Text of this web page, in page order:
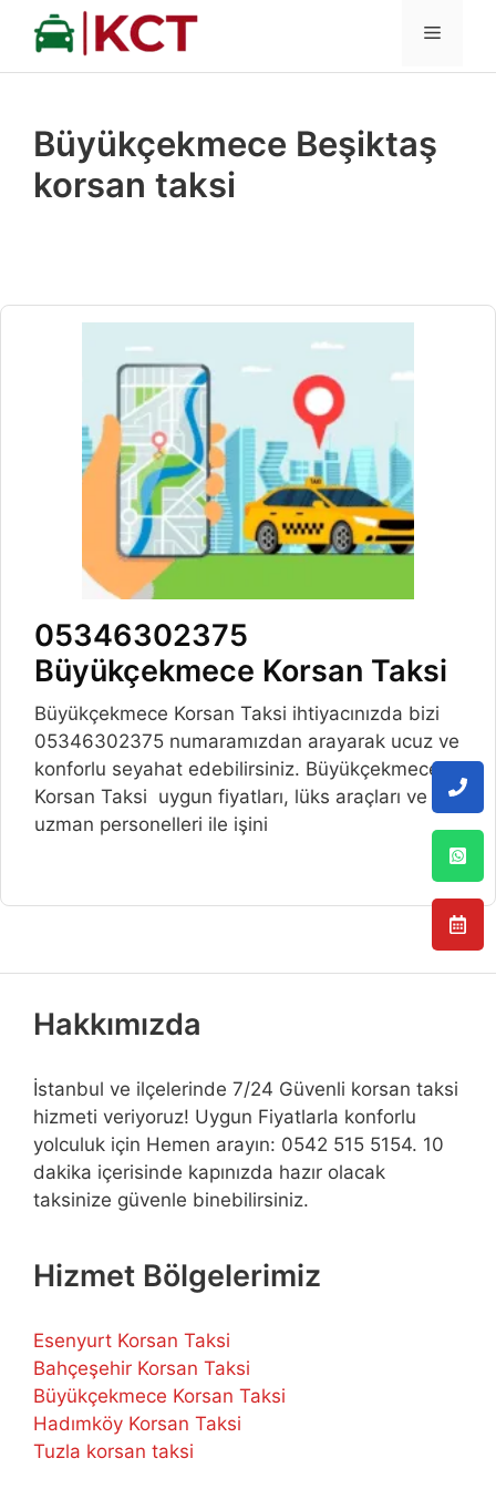
İçeriğe
MENÜ
Büyükçekmece Beşiktaş
korsan taksi
05346302375
Büyükçekmece Korsan Taksi
Büyükçekmece Korsan Taksi ihtiyacınızda bizi
05346302375 numaramızdan arayarak ucuz ve
konforlu seyahat edebilirsiniz. Büyükçekmece
Korsan Taksi uygun fiyatları, lüks araçları ve
uzman personelleri ile işini
Hakkımızda
İstanbul ve ilçelerinde 7/24 Güvenli korsan taksi
hizmeti veriyoruz! Uygun Fiyatlarla konforlu
yolculuk için Hemen arayın: 0542 515 5154. 10
dakika içerisinde kapınızda hazır olacak
taksinize güvenle binebilirsiniz.
Hizmet Bölgelerimiz
Esenyurt Korsan Taksi
Bahçeşehir Korsan Taksi
Büyükçekmece Korsan Taksi
Hadımköy Korsan Taksi
Tuzla korsan taksi